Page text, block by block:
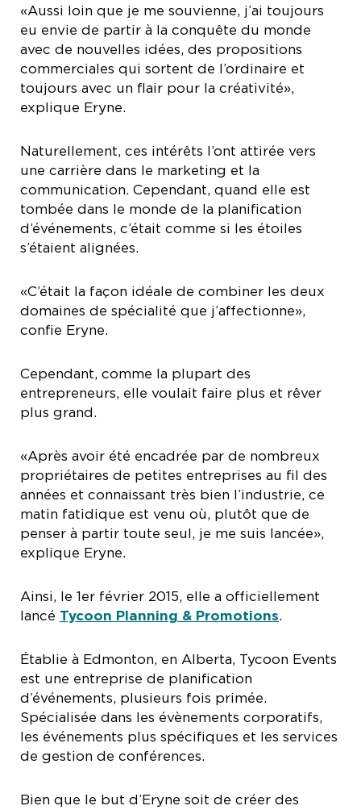
«Aussi loin que je me souvienne, j’ai toujours
eu envie de partir à la conquête du monde
avec de nouvelles idées, des propositions
commerciales qui sortent de l’ordinaire et
toujours avec un flair pour la créativité»,
explique Eryne.
Naturellement, ces intérêts l’ont attirée vers
une carrière dans le marketing et la
communication. Cependant, quand elle est
tombée dans le monde de la planification
d’événements, c’était comme si les étoiles
s’étaient alignées.
«C’était la façon idéale de combiner les deux
domaines de spécialité que j’affectionne»,
confie Eryne.
Cependant, comme la plupart des
entrepreneurs, elle voulait faire plus et rêver
plus grand.
«Après avoir été encadrée par de nombreux
propriétaires de petites entreprises au fil des
années et connaissant très bien l’industrie, ce
matin fatidique est venu où, plutôt que de
penser à partir toute seul, je me suis lancée»,
explique Eryne.
Ainsi, le 1er février 2015, elle a officiellement
lancé Tycoon Planning & Promotions.
Établie à Edmonton, en Alberta, Tycoon Events
est une entreprise de planification
d’événements, plusieurs fois primée.
Spécialisée dans les évènements corporatifs,
les événements plus spécifiques et les services
de gestion de conférences.
Bien que le but d’Eryne soit de créer des